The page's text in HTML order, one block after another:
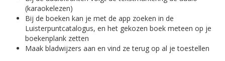
(karaokelezen)
Bij de boeken kan je met de app zoeken in de
Luisterpuntcatalogus, en het gekozen boek meteen op je
boekenplank zetten
Maak bladwijzers aan en vind ze terug op al je toestellen